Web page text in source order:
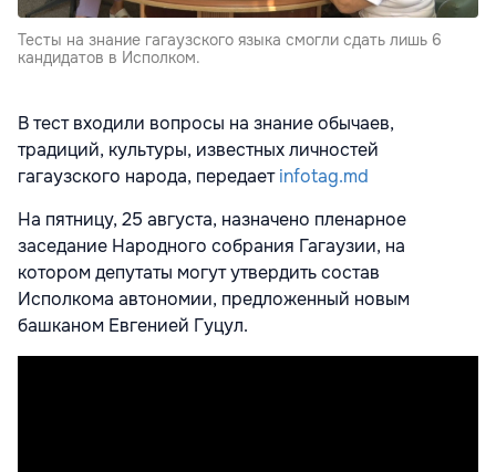
Тесты на знание гагаузского языка смогли сдать лишь 6
кандидатов в Исполком.
В тест входили вопросы на знание обычаев,
традиций, культуры, известных личностей
гагаузского народа, передаетinfotag.md
На пятницу, 25 августа, назначено пленарное
заседание Народного собрания Гагаузии, на
котором депутаты могут утвердить состав
Исполкома автономии, предложенный новым
башканом Евгенией Гуцул.